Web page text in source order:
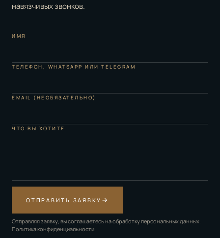
навязчивых звонков.
ИМЯ
ТЕЛЕФОН, WHATSAPP ИЛИ TELEGRAM
EMAIL (НЕОБЯЗАТЕЛЬНО)
ЧТО ВЫ ХОТИТЕ
ОТПРАВИТЬ ЗАЯВКУ →
Отправляя заявку, вы соглашаетесь на обработку персональных данных.
Политика конфиденциальности